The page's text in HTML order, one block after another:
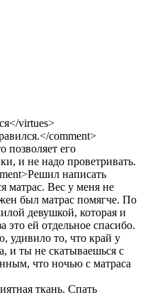
virtues>
comment>
позволяет его
и не надо проветривать.
написать
матрас. Вес у меня не
был матрас помягче. По
девушкой, которая и
это ей отдельное спасибо.
удивило то, что край у
и ты не скатываешься с
что ночью с матраса
ткань. Спать